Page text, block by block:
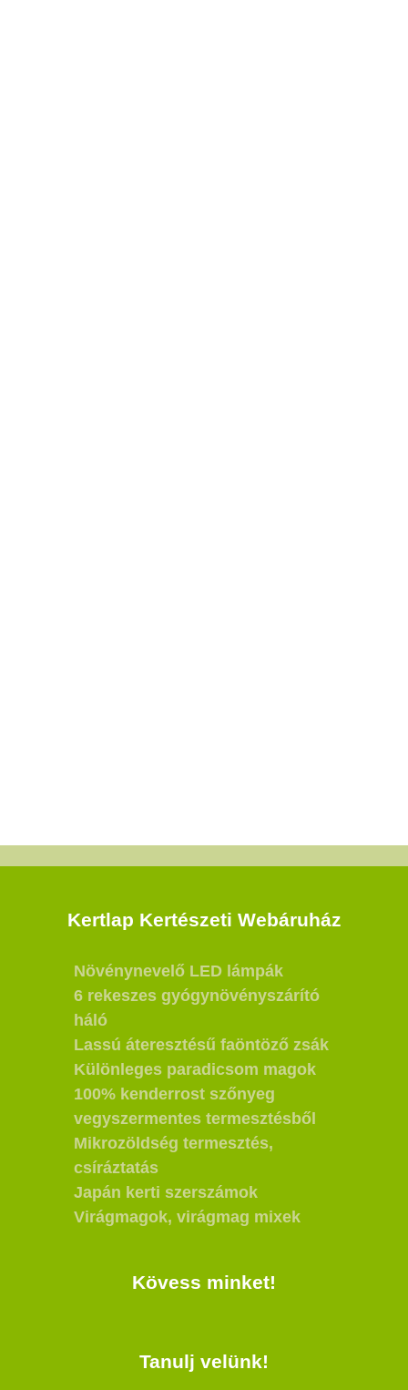
Kertlap Kertészeti Webáruház
Növénynevelő LED lámpák
6 rekeszes gyógynövényszárító
háló
Lassú áteresztésű faöntöző zsák
Különleges paradicsom magok
100% kenderrost szőnyeg
vegyszermentes termesztésből
Mikrozöldség termesztés,
csíráztatás
Japán kerti szerszámok
Virágmagok, virágmag mixek
Kövess minket!
Tanulj velünk!